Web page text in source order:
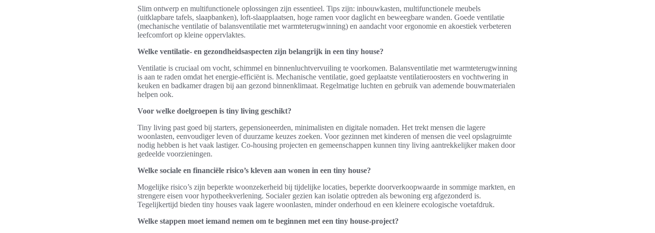
Slim ontwerp en multifunctionele oplossingen zijn essentieel. Tips zijn: inbouwkasten, multifunctionele meubels
(uitklapbare tafels, slaapbanken), loft-slaapplaatsen, hoge ramen voor daglicht en beweegbare wanden. Goede ventilatie
(mechanische ventilatie of balansventilatie met warmteterugwinning) en aandacht voor ergonomie en akoestiek verbeteren
leefcomfort op kleine oppervlaktes.
Welke ventilatie- en gezondheidsaspecten zijn belangrijk in een tiny house?
Ventilatie is cruciaal om vocht, schimmel en binnenluchtvervuiling te voorkomen. Balansventilatie met warmteterugwinning
is aan te raden omdat het energie-efficiënt is. Mechanische ventilatie, goed geplaatste ventilatieroosters en vochtwering in
keuken en badkamer dragen bij aan gezond binnenklimaat. Regelmatige luchten en gebruik van ademende bouwmaterialen
helpen ook.
Voor welke doelgroepen is tiny living geschikt?
Tiny living past goed bij starters, gepensioneerden, minimalisten en digitale nomaden. Het trekt mensen die lagere
woonlasten, eenvoudiger leven of duurzame keuzes zoeken. Voor gezinnen met kinderen of mensen die veel opslagruimte
nodig hebben is het vaak lastiger. Co-housing projecten en gemeenschappen kunnen tiny living aantrekkelijker maken door
gedeelde voorzieningen.
Welke sociale en financiële risico’s kleven aan wonen in een tiny house?
Mogelijke risico’s zijn beperkte woonzekerheid bij tijdelijke locaties, beperkte doorverkoopwaarde in sommige markten, en
strengere eisen voor hypotheekverlening. Socialer gezien kan isolatie optreden als bewoning erg afgezonderd is.
Tegelijkertijd bieden tiny houses vaak lagere woonlasten, minder onderhoud en een kleinere ecologische voetafdruk.
Welke stappen moet iemand nemen om te beginnen met een tiny house-project?